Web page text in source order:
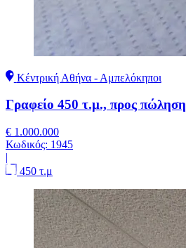
Κέντρική Αθήνα - Αμπελόκηποι
Γραφείο 450 τ.μ., προς πώληση
€ 1.000.000
Κωδικός: 1945
|
450 τ.μ